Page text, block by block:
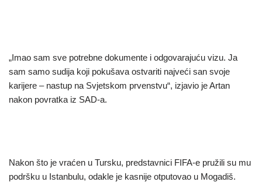
„Imao sam sve potrebne dokumente i odgovarajuću vizu. Ja
sam samo sudija koji pokušava ostvariti najveći san svoje
karijere – nastup na Svjetskom prvenstvu“, izjavio je Artan
nakon povratka iz SAD-a.
Nakon što je vraćen u Tursku, predstavnici FIFA-e pružili su mu
podršku u Istanbulu, odakle je kasnije otputovao u Mogadiš.